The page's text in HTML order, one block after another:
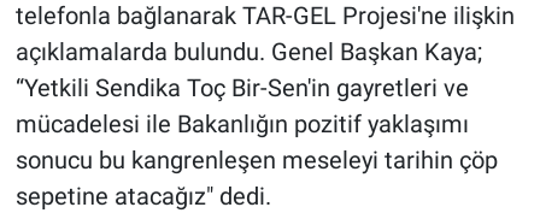
telefonla bağlanarak TAR-GEL Projesi'ne ilişkin
açıklamalarda bulundu. Genel Başkan Kaya;
“Yetkili Sendika Toç Bir-Sen'in gayretleri ve
mücadelesi ile Bakanlığın pozitif yaklaşımı
sonucu bu kangrenleşen meseleyi tarihin çöp
sepetine atacağız" dedi.